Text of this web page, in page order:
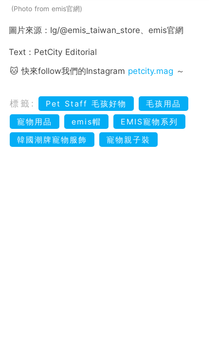
Photo from emis官網
圖片來源：Ig/@emis_taiwan_store、emis官網
Text：PetCity Editorial
🐱 快來follow我們的Instagram petcity.mag ～
標籤: Pet Staff 毛孩好物
毛孩用品
寵物用品
emis帽
EMIS寵物系列
韓國潮牌寵物服飾
寵物親子裝